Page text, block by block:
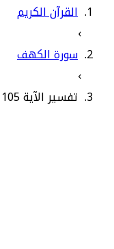
القرآن الكريم
›
سورة الكهف
›
تفسير الآية 105 من سورة الكهف